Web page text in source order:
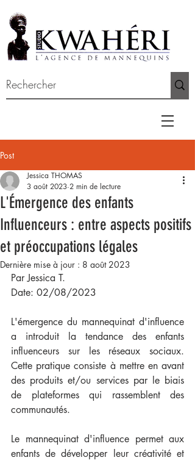
Post
L'Émergence des enfants
Influenceurs : entre aspects positifs
et préoccupations légales
Jessica THOMAS
3 août 2023 2 min de lecture
Dernière mise à jour : 8 août 2023
Par Jessica T.
Date: 02/08/2023
L'émergence du mannequinat d'influence
a introduit la tendance des enfants
influenceurs sur les réseaux sociaux.
Cette pratique consiste à mettre en avant
des produits et/ou services par le biais
de plateformes qui rassemblent des
communautés.
Le mannequinat d'influence permet aux
enfants de développer leur créativité et